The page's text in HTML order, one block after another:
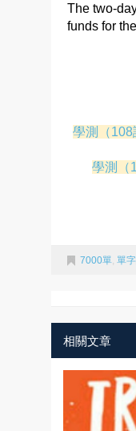
The two-
funds for
學測（108
學測（
7000單 單
相關文章